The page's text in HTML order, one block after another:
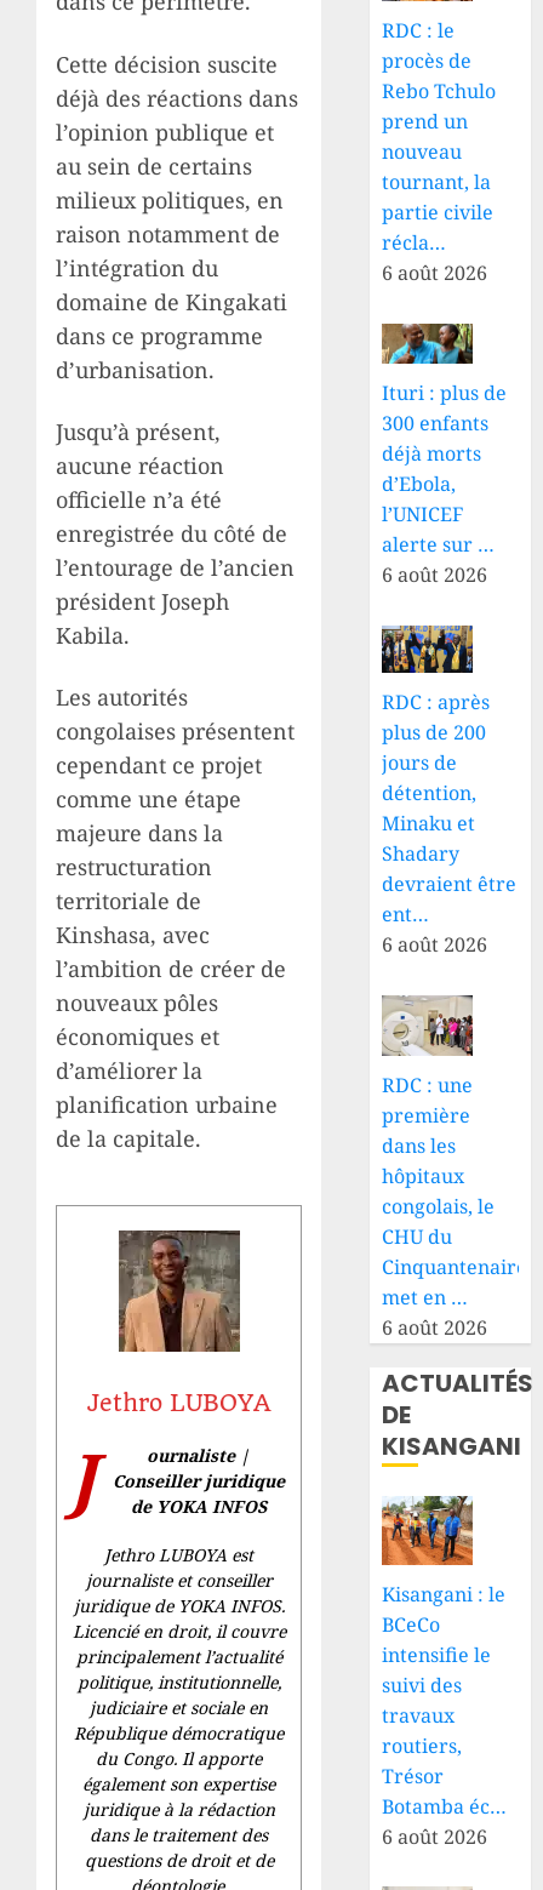
Cette décision suscite
déjà des réactions dans
l’opinion publique et
au sein de certains
milieux politiques, en
raison notamment de
l’intégration du
domaine de Kingakati
dans ce programme
d’urbanisation.
Jusqu’à présent,
aucune réaction
officielle n’a été
enregistrée du côté de
l’entourage de l’ancien
président Joseph
Kabila.
Les autorités
congolaises présentent
cependant ce projet
comme une étape
majeure dans la
restructuration
territoriale de
Kinshasa, avec
l’ambition de créer de
nouveaux pôles
économiques et
d’améliorer la
planification urbaine
de la capitale.
Jethro LUBOYA
J
ournaliste |
Conseiller juridique
de YOKA INFOS
Jethro LUBOYA est
journaliste et conseiller
juridique de YOKA INFOS.
Licencié en droit, il couvre
principalement l’actualité
politique, institutionnelle,
judiciaire et sociale en
République démocratique
du Congo. Il apporte
également son expertise
juridique à la rédaction
dans le traitement des
questions de droit et de
déontologie.
RDC : le
procès de
Rebo Tchulo
prend un
nouveau
tournant, la
partie civile
récla…
6 août 2026
Ituri : plus de
300 enfants
déjà morts
d’Ebola,
l’UNICEF
alerte sur …
6 août 2026
RDC : après
plus de 200
jours de
détention,
Minaku et
Shadary
devraient être
ent…
6 août 2026
RDC : une
première
dans les
hôpitaux
congolais, le
CHU du
Cinquantenaire
met en …
6 août 2026
ACTUALITÉS
DE
KISANGANI
Kisangani : le
BCeCo
intensifie le
suivi des
travaux
routiers,
Trésor
Botamba éc…
6 août 2026